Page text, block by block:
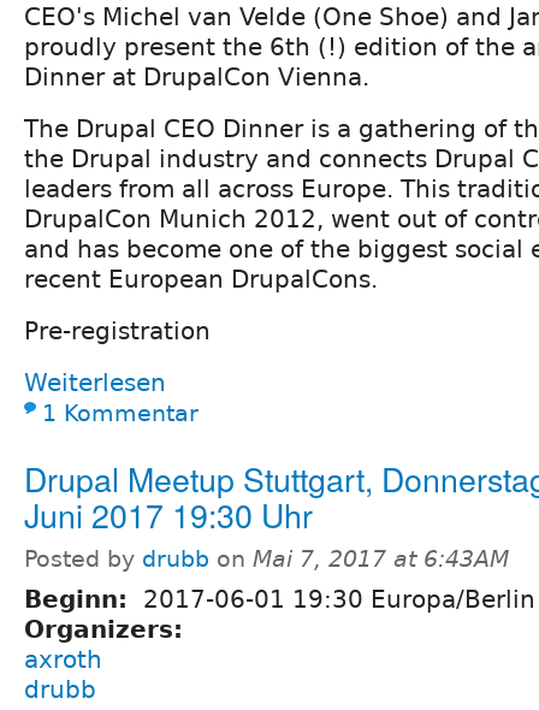
CEO's Michel van Velde (One Shoe) and
proudly present the 6th (!) edition of the
Dinner at DrupalCon Vienna.
The Drupal CEO Dinner is a gathering of
the Drupal industry and connects Drupal
leaders from all across Europe. This
DrupalCon Munich 2012, went out of
and has become one of the biggest social
recent European DrupalCons.
Pre-registration
Weiterlesen
1 Kommentar
Drupal Meetup Stuttgart,
Juni 2017 19:30 Uhr
Posted by drubb on Mai 7, 2017 at 6:43AM
Beginn:
2017-06-01 19:30 Europa/Berlin
Organizers:
axroth
drubb